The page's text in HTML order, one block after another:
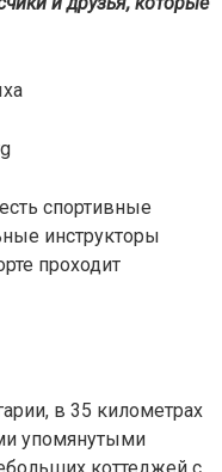
спортивные
инструкторы
проходит
в 35 километрах
упомянутыми